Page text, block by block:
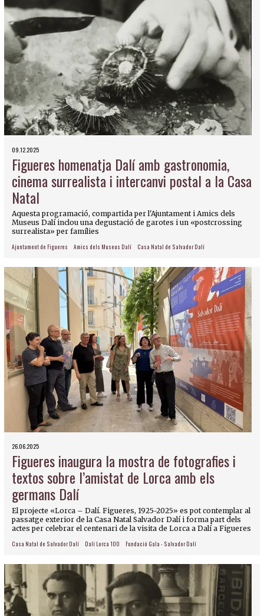
09.12.2025
Figueres homenatja Dalí amb gastronomia,
cinema surrealista i intercanvi postal a la Casa
Natal
Aquesta programació, compartida per l'Ajuntament i Amics dels
Museus Dalí inclou una degustació de garotes i un «postcrossing
surrealista» per famílies
Ajuntament de Figueres Amics dels Museus Dalí Casa Natal de Salvador Dalí
26.06.2025
Figueres inaugura la mostra de fotografies i
textos sobre l’amistat de Lorca amb els
germans Dalí
El projecte «Lorca – Dalí. Figueres, 1925-2025» es pot contemplar al
passatge exterior de la Casa Natal Salvador Dalí i forma part dels
actes per celebrar el centenari de la visita de Lorca a Dalí a Figueres
Casa Natal de Salvador Dalí Dalí Lorca 100 Fundació Gala - Salvador Dalí